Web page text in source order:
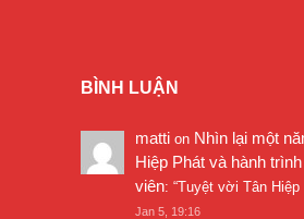
BÌNH LUẬN
matti on Nhìn lại một
Hiệp Phát và hành
viên: “Tuyệt vời Tân Hiệp
Jan 5, 19:16